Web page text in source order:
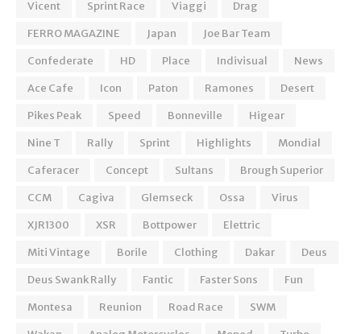
Vicent Sprint Race Viaggi
Drag
FERRO MAGAZINE
Japan
Joe Bar Team
Confederate
HD Place Indivisual
News
Ace Cafe
Icon Paton Ramones
Desert
Pikes Peak
Speed Bonneville
Higear
Nine T
Rally Sprint Highlights
Mondial
Caferacer
Concept Sultans
Brough Superior
CCM
Cagiva Glemseck Ossa
Virus
XJR1300
XSR Bottpower
Elettric
Miti Vintage
Borile Clothing Dakar
Deus
Deus Swank Rally
Fantic Faster Sons
Fun
Montesa
Reunion Road Race
SWM